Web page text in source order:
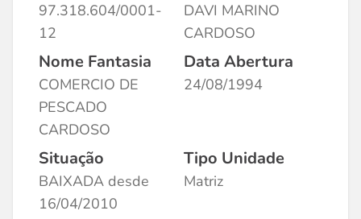
97.318.604/0001-
12
DAVI MARINO
CARDOSO
Nome Fantasia
COMERCIO DE
PESCADO
CARDOSO
Data Abertura
24/08/1994
Situação
BAIXADA desde
16/04/2010
Tipo Unidade
Matriz